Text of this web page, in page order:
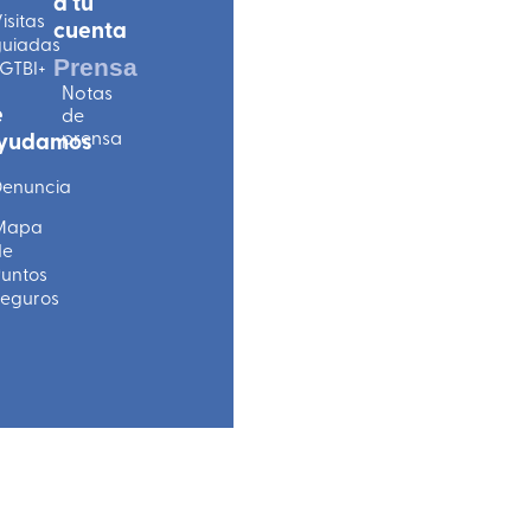
cuenta
Prensa
Notas
de
prensa